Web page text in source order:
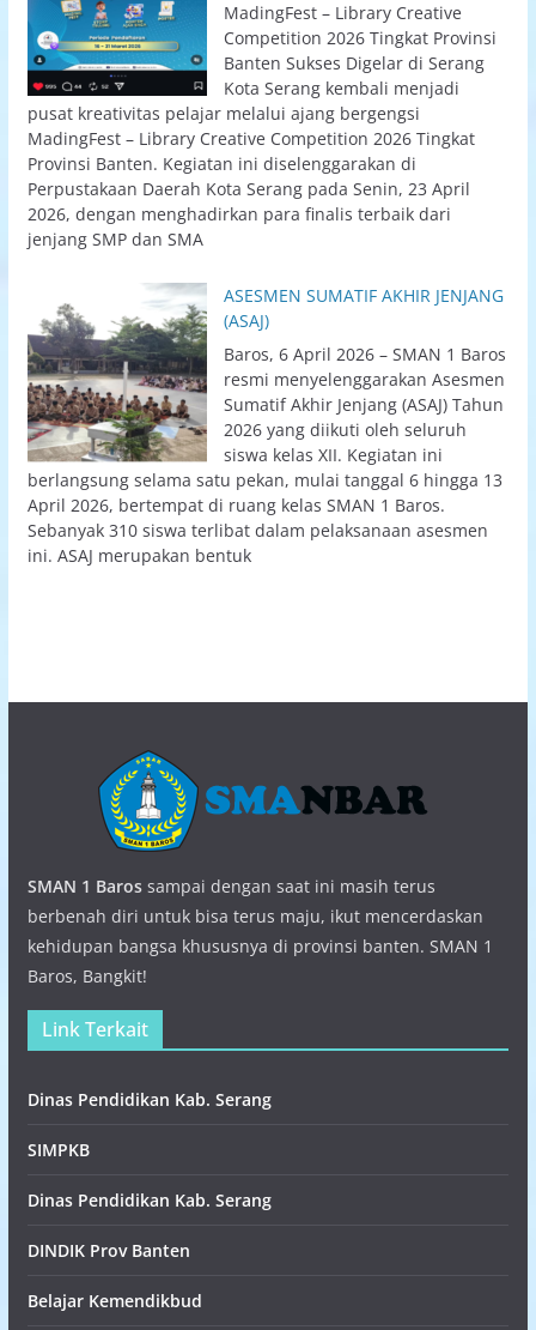
MadingFest – Library Creative
Competition 2026 Tingkat Provinsi
Banten Sukses Digelar di Serang
Kota Serang kembali menjadi
pusat kreativitas pelajar melalui ajang bergengsi
MadingFest – Library Creative Competition 2026 Tingkat
Provinsi Banten. Kegiatan ini diselenggarakan di
Perpustakaan Daerah Kota Serang pada Senin, 23 April
2026, dengan menghadirkan para finalis terbaik dari
jenjang SMP dan SMA
ASESMEN SUMATIF AKHIR JENJANG
(ASAJ)
Baros, 6 April 2026 – SMAN 1 Baros
resmi menyelenggarakan Asesmen
Sumatif Akhir Jenjang (ASAJ) Tahun
2026 yang diikuti oleh seluruh
siswa kelas XII. Kegiatan ini
berlangsung selama satu pekan, mulai tanggal 6 hingga 13
April 2026, bertempat di ruang kelas SMAN 1 Baros.
Sebanyak 310 siswa terlibat dalam pelaksanaan asesmen
ini. ASAJ merupakan bentuk
SMAN 1 Barossampai dengan saat ini masih terus
berbenah diri untuk bisa terus maju, ikut mencerdaskan
kehidupan bangsa khususnya di provinsi banten. SMAN 1
Baros, Bangkit!
Link Terkait
Dinas Pendidikan Kab. Serang
SIMPKB
Dinas Pendidikan Kab. Serang
DINDIK Prov Banten
Belajar Kemendikbud